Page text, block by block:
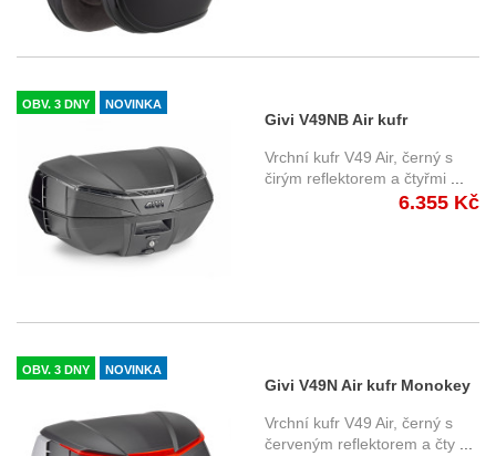
OBV. 3 DNY NOVINKA
Givi V49NB Air kufr
Monokey 49 l., černý s
čiropu optikou
Vrchní kufr V49 Air, černý s
čirým reflektorem a čtyřmi
6.355 Kč
OBV. 3 DNY NOVINKA
Givi V49N Air kufr Monokey
49 l., černý
Vrchní kufr V49 Air, černý s
červeným reflektorem a čty